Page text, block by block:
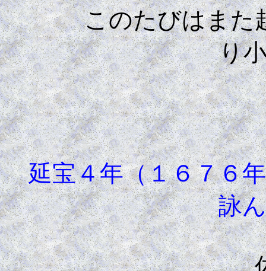
このたびはまた越
り
延宝４年（１６７６年
詠